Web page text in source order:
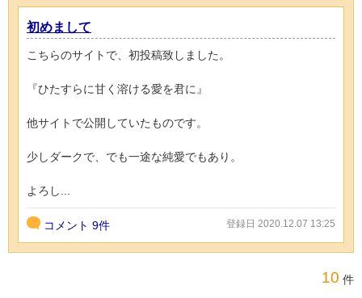
初めまして
こちらのサイトで、初投稿致しました。
『ひたすらに甘く溶ける愛を君に』
他サイトで公開していたものです。
少しダークで、でも一途な純愛でもあり。
よろし...
コメント 9件 登録日 2020.12.07 13:25
10 件